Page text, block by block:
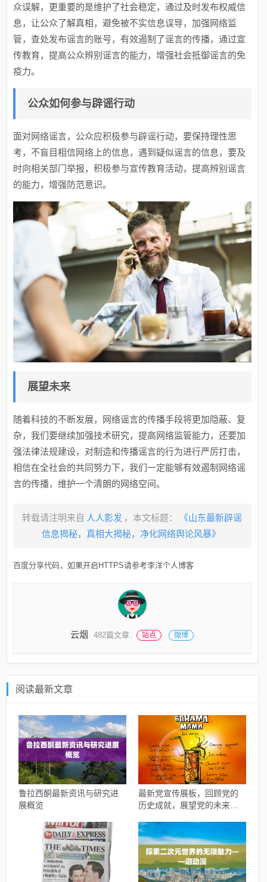
众误解，更重要的是维护了社会稳定，通过及时发布权威信
息，让公众了解真相，避免被不实信息误导，加强网络监
管，查处发布谣言的账号，有效遏制了谣言的传播，通过宣
传教育，提高公众辨别谣言的能力，增强社会抵御谣言的免
疫力。
公众如何参与辟谣行动
面对网络谣言，公众应积极参与辟谣行动，要保持理性思
考，不盲目相信网络上的信息，遇到疑似谣言的信息，要及
时向相关部门举报，积极参与宣传教育活动，提高辨别谣言
的能力，增强防范意识。
展望未来
随着科技的不断发展，网络谣言的传播手段将更加隐蔽、复
杂，我们要继续加强技术研究，提高网络监管能力，还要加
强法律法规建设，对制造和传播谣言的行为进行严厉打击，
相信在全社会的共同努力下，我们一定能够有效遏制网络谣
言的传播，维护一个清朗的网络空间。
转载请注明来自 人人影发 ，本文标题：
《山东最新辟谣
信息揭秘，真相大揭秘，净化网络舆论风暴》
百度分享代码，如果开启HTTPS请参考李洋个人博客
云烟 482篇文章 站点 微博
阅读最新文章
鲁拉西酮最新资讯与研究进
展概览
最新党宣传展板，回顾党的
历史成就，展望党的未来发